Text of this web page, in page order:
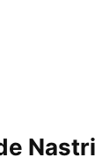
Nastri